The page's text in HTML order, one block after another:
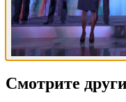
Смотрите